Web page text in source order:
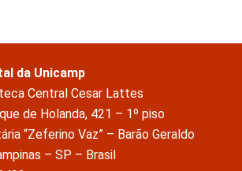
da Unicamp
Central Cesar Lattes
de Holanda, 421 – 1º piso
“Zeferino Vaz” – Barão Geraldo
– SP – Brasil